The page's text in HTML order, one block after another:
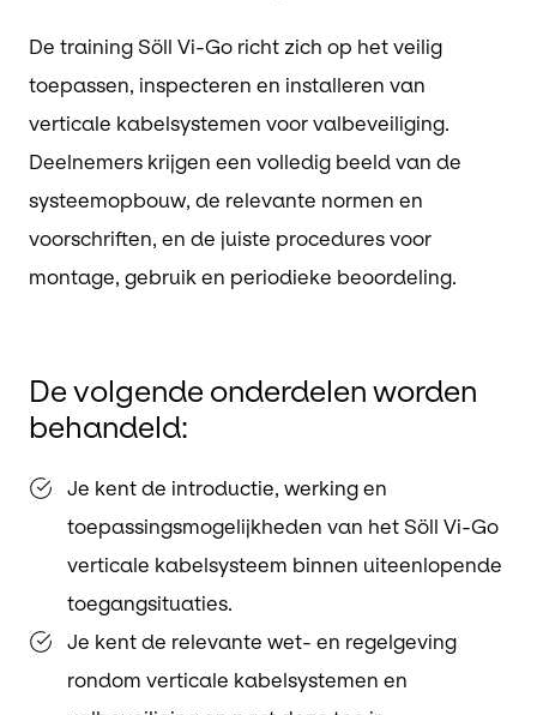
De training Söll Vi-Go richt zich op het veilig
toepassen, inspecteren en installeren van
verticale kabelsystemen voor valbeveiliging.
Deelnemers krijgen een volledig beeld van de
systeemopbouw, de relevante normen en
voorschriften, en de juiste procedures voor
montage, gebruik en periodieke beoordeling.
De volgende onderdelen worden
behandeld:
Je kent de introductie, werking en
toepassingsmogelijkheden van het Söll Vi-Go
verticale kabelsysteem binnen uiteenlopende
toegangsituaties.
Je kent de relevante wet- en regelgeving
rondom verticale kabelsystemen en